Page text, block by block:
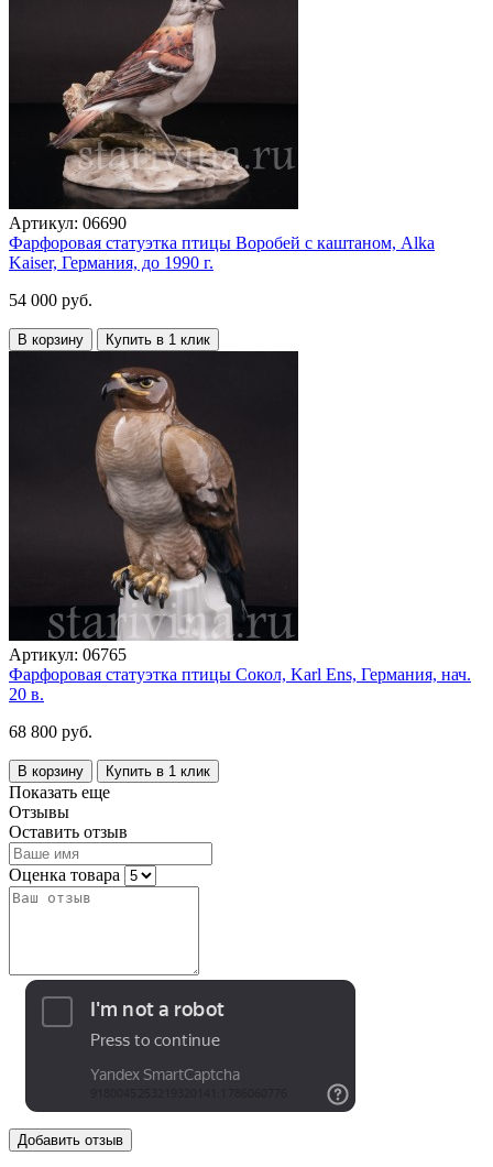
Артикул: 06690
Фарфоровая статуэтка птицы Воробей с каштаном, Alka
Kaiser, Германия, до 1990 г.
54 000 руб.
В корзину Купить в 1 клик
Артикул: 06765
Фарфоровая статуэтка птицы Сокол, Karl Ens, Германия, нач.
20 в.
68 800 руб.
В корзину Купить в 1 клик
Показать еще
Отзывы
Оставить отзыв
Оценка товара
Добавить отзыв